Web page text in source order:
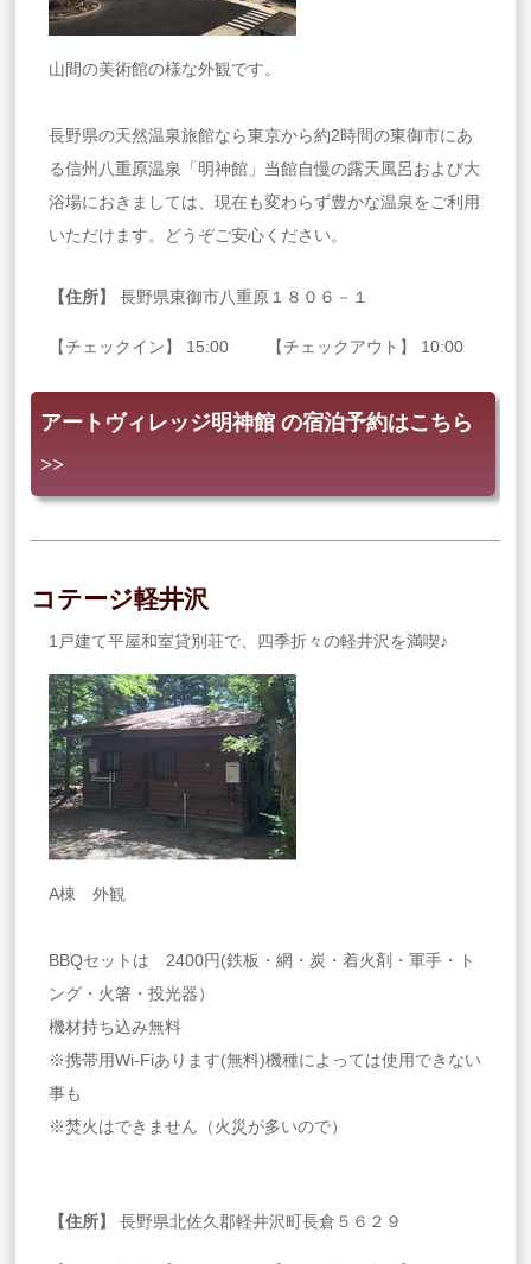
山間の美術館の様な外観です。
長野県の天然温泉旅館なら東京から約2時間の東御市にあ
る信州八重原温泉「明神館」当館自慢の露天風呂および大
浴場におきましては、現在も変わらず豊かな温泉をご利用
いただけます。どうぞご安心ください。
【住所】 長野県東御市八重原１８０６－１
【チェックイン】 15:00 【チェックアウト】 10:00
アートヴィレッジ明神館 の宿泊予約はこちら
>>
コテージ軽井沢
1戸建て平屋和室貸別荘で、四季折々の軽井沢を満喫♪
A棟 外観
BBQセットは 2400円(鉄板・網・炭・着火剤・軍手・ト
ング・火箸・投光器）
機材持ち込み無料
※携帯用Wi-Fiあります(無料)機種によっては使用できない
事も
※焚火はできません（火災が多いので）
【住所】 長野県北佐久郡軽井沢町長倉５６２９